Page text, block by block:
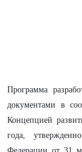
Программа
документами в
Концепцией
года,